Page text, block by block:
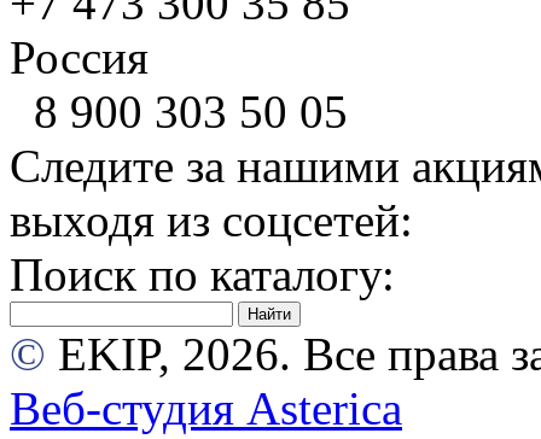
Россия
8 900 303 50 05
Следите за нашими
выходя из соцсетей:
Поиск по каталогу:
© EKIP, 2026. Все права
Веб-студия Asterica